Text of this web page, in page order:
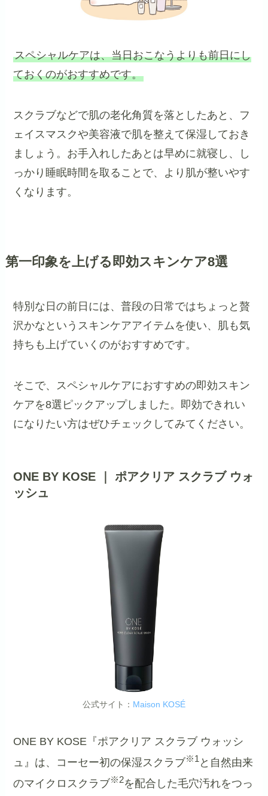
スペシャルケアは、当日おこなうよりも前日にし
ておくのがおすすめです。
スクラブなどで肌の老化角質を落としたあと、フ
ェイスマスクや美容液で肌を整えて保湿しておき
ましょう。お手入れしたあとは早めに就寝し、し
っかり睡眠時間を取ることで、より肌が整いやす
くなります。
第一印象を上げる即効スキンケア8選
特別な日の前日には、普段の日常ではちょっと贅
沢かなというスキンケアアイテムを使い、肌も気
持ちも上げていくのがおすすめです。
そこで、スペシャルケアにおすすめの即効スキン
ケアを8選ピックアップしました。即効できれい
になりたい方はぜひチェックしてみてください。
ONE BY KOSE ｜ ポアクリア スクラブ ウォ
ッシュ
公式サイト： Maison KOSÉ
ONE BY KOSE『ポアクリア スクラブ ウォッシ
ュ』は、コーセー初の保湿スクラブ※1 と自然由来
のマイクロスクラブ※2を配合した毛穴汚れをつっ